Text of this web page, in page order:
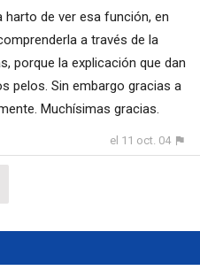
harto de ver esa función, en
a través de la
porque la explicación que dan
pelos. Sin embargo gracias a
Muchísimas gracias.
el 11 oct. 04